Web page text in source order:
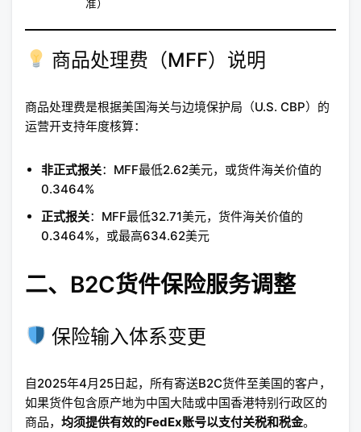
准）
商品处理费（MFF）说明
商品处理费是根据美国海关与边境保护局（U.S. CBP）的
运营开支持年度核算：
非正式报关：MFF最低2.62美元，或货件海关价值的
0.3464%
正式报关：MFF最低32.71美元，货件海关价值的
0.3464%，或最高634.62美元
二、B2C货件保险服务调整
保险输入体系变更
自2025年4月25日起，所有寄送B2C货件至美国的客户，
如果货件包含原产地为中国大陆或中国香港特别行政区的
商品， 均须提供有效的FedEx账号以支付关税和税金。